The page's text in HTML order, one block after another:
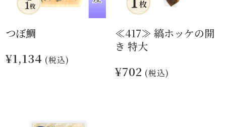
つぼ鯛
¥1,134 (税込)
≪417≫ 縞ホッケの開
き 特大
¥702 (税込)